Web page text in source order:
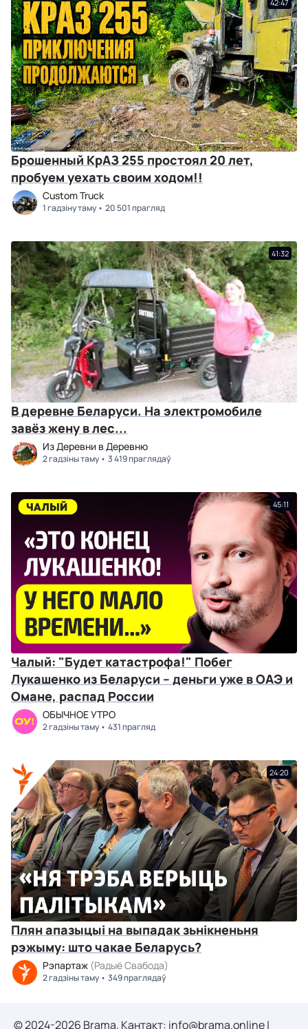
42:47
Брошенный КрАЗ 255 простоял 20 лет,
пробуем уехать своим ходом!!
Custom Truck
1 гадзіну таму 20 501 прагляд
41:32
В деревне Беларуси. На электромобиле
завёз жену в лес...
Из Деревни в Деревню
2 гадзіны таму 3 419 праглядаў
45:11
Чалый: "Будет катастрофа!" Побег
Лукашенко из Беларуси – деньги уже в ОАЭ и
Омане, распад России
ОБЫЧНОЕ УТРО
2 гадзіны таму 431 прагляд
24:20
Плян апазыцыі на выпадак зьнікненьня
рэжыму: што чакае Беларусь?
Рэпартаж (Радыё Свабода)
2 гадзіны таму 349 праглядаў
© 2024-2026 Brama. Кантакт: info@brama.online|